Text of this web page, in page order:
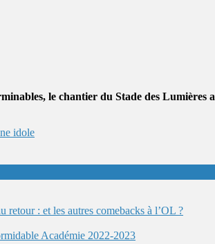
le chantier du Stade des Lumières
idole
retour : et les autres comebacks à l’OL ?
Académie 2022-2023